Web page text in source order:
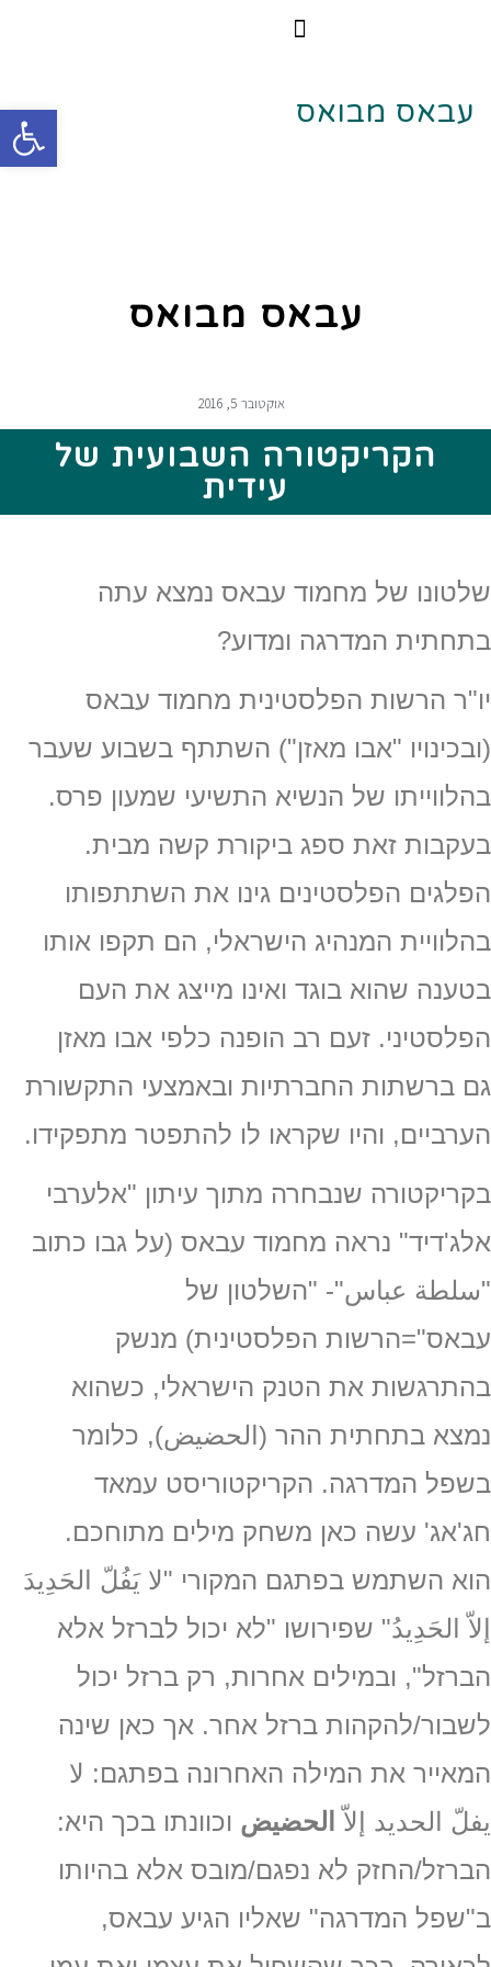
עבאס מבואס
עבאס מבואס
אוקטובר 5, 2016
הקריקטורה השבועית של
עידית
שלטונו של מחמוד עבאס נמצא עתה
בתחתית המדרגה ומדוע?
יו"ר הרשות הפלסטינית מחמוד עבאס
(ובכינויו "אבו מאזן") השתתף בשבוע שעבר
בהלווייתו של הנשיא התשיעי שמעון פרס.
בעקבות זאת ספג ביקורת קשה מבית.
הפלגים הפלסטינים גינו את השתתפותו
בהלוויית המנהיג הישראלי, הם תקפו אותו
בטענה שהוא בוגד ואינו מייצג את העם
הפלסטיני. זעם רב הופנה כלפי אבו מאזן
גם ברשתות החברתיות ובאמצעי התקשורת
הערביים, והיו שקראו לו להתפטר מתפקידו.
בקריקטורה שנבחרה מתוך עיתון "אלערבי
אלג'דיד" נראה מחמוד עבאס (על גבו כתוב
"سلطة عباس"- "השלטון של
עבאס"=הרשות הפלסטינית) מנשק
בהתרגשות את הטנק הישראלי, כשהוא
נמצא בתחתית ההר (الحضيض), כלומר
בשפל המדרגה. הקריקטוריסט עמאד
חג'אג' עשה כאן משחק מילים מתוחכם.
הוא השתמש בפתגם המקורי "لا يَفُلّ الحَدِيدَ
إلاّ الحَدِيدُ" שפירושו "לא יכול לברזל אלא
הברזל", ובמילים אחרות, רק ברזל יכול
לשבור/להקהות ברזל אחר. אך כאן שינה
המאייר את המילה האחרונה בפתגם: لا
يفلّ الحديد إلاّ الحضيض וכוונתו בכך היא:
הברזל/החזק לא נפגם/מובס אלא בהיותו
ב"שפל המדרגה" שאליו הגיע עבאס,